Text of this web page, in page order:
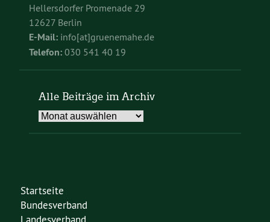
Hellersdorfer Promenade 29
12627 Berlin
E-Mail: info[at]gruenemahe.de
Telefon: 030 541 40 19
Alle Beiträge im Archiv
Alle
Startseite
Bundesverband
Landesverband